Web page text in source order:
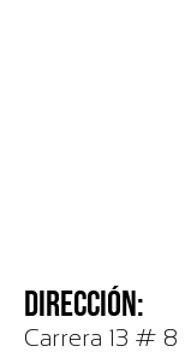
DIRECCIÓN:
Carrera 13 # 8